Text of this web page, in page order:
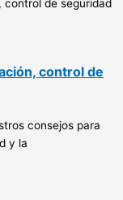
control de
consejos para
y la